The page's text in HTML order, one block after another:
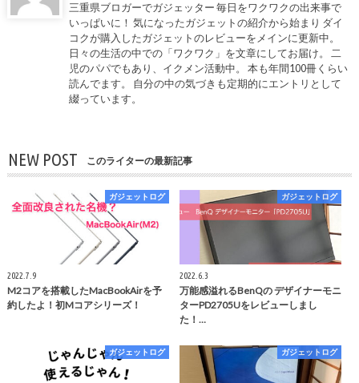
三重県ブロガーでガジェッター 毎日をワクワクの出来事で
いっぱいに！ 気になったガジェットの紹介から始まり ダイ
コクが購入したガジェットのレビューをメインに更新中。
日々の生活の中での「ワクワク」を文章にしてお届け。 二
児のパパでもあり、イクメン活動中。 本も年間100冊くらい
読んでます。 自分の中の気づきも定期的にエントリとして
綴っています。
NEW POST このライターの最新記事
ガジェットログ
2022.7.9
M2コアを搭載したMacBookAirを予
約したよ！初Mコアシリーズ！
ガジェットログ
2022.6.3
万能感溢れるBenQの デザイナーモニ
ターPD2705Uをレビューしまし
た！…
ガジェットログ ガジェットログ